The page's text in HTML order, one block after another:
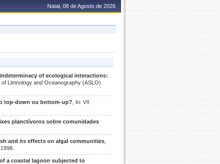
Natal, 08 de Agosto de 2026
of ecological interactions:
of Limnology and Oceanography (ASLO)
top-down ou bottom-up? , In: VII
planctívoros sobre comunidades
and its effects on algal communities
a coastal lagoon subjected to